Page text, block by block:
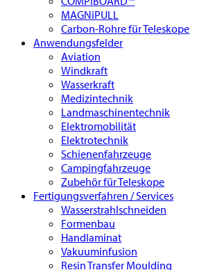
MAGNiPULL
Carbon-Rohre für Teleskope
Anwendungsfelder
Aviation
Windkraft
Wasserkraft
Medizintechnik
Landmaschinentechnik
Elektromobilität
Elektrotechnik
Schienenfahrzeuge
Campingfahrzeuge
Zubehör für Teleskope
Fertigungsverfahren / Services
Wasserstrahlschneiden
Formenbau
Handlaminat
Vakuuminfusion
Resin Transfer Moulding